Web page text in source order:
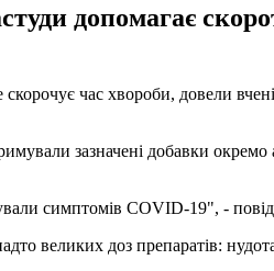
допомагає
час хвороби, довели
зазначені добавки
симптомів COVID-19", -
великих доз препаратів: